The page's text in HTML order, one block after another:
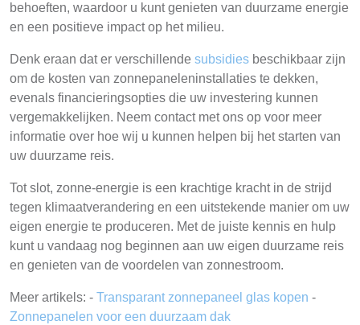
behoeften, waardoor u kunt genieten van duurzame energie
en een positieve impact op het milieu.
Denk eraan dat er verschillende subsidies beschikbaar zijn
om de kosten van zonnepaneleninstallaties te dekken,
evenals financieringsopties die uw investering kunnen
vergemakkelijken. Neem contact met ons op voor meer
informatie over hoe wij u kunnen helpen bij het starten van
uw duurzame reis.
Tot slot, zonne-energie is een krachtige kracht in de strijd
tegen klimaatverandering en een uitstekende manier om uw
eigen energie te produceren. Met de juiste kennis en hulp
kunt u vandaag nog beginnen aan uw eigen duurzame reis
en genieten van de voordelen van zonnestroom.
Meer artikels: - Transparant zonnepaneel glas kopen -
Zonnepanelen voor een duurzaam dak